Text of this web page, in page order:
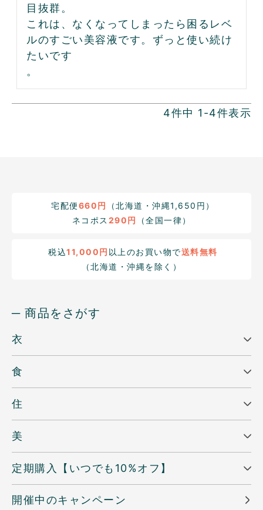
目抜群。
これは、なくなってしまったら困るレベ
ルのすごい美容液です。ずっと使い続け
たいです
。
4件中 1 -4件表示
宅配便660円
（北海道・沖縄1,650円）
ネコポス 290円 （全国一律）
税込11,000円 以上のお買い物で送料無料
（北海道・沖縄を除く）
─ 商品をさがす
衣
食
住
美
定期購入【いつでも10%オフ】
開催中のキャンペーン